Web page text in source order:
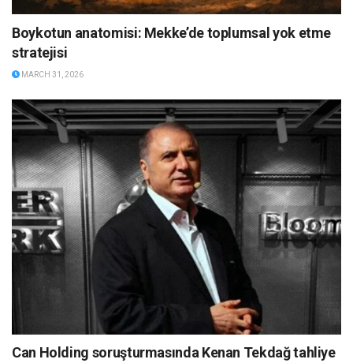
Boykotun anatomisi: Mekke’de toplumsal yok etme
stratejisi
MARCH 31, 2026
Can Holding soruşturmasında Kenan Tekdağ tahliye